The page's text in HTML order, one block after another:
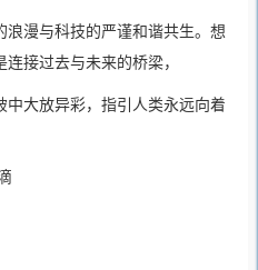
漫与科技的严谨和谐共生。想
接过去与未来的桥梁，
大放异彩，指引人类永远向着